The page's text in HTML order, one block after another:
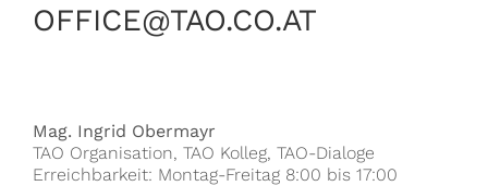
OFFICE@TAO.CO.AT
Mag. Ingrid Obermayr
TAO Organisation, TAO Kolleg, TAO-Dialoge
Erreichbarkeit: Montag-Freitag 8:00 bis 17:00